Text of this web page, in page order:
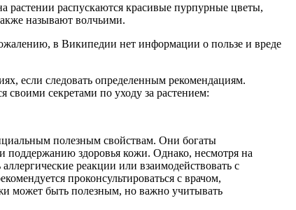
растении распускаются красивые пурпурные цветы,
называют волчьими.
в Википедии нет информации о пользе и вреде
если следовать определенным рекомендациям.
секретами по уходу за растением:
полезным свойствам. Они богаты
здоровья кожи. Однако, несмотря на
реакции или взаимодействовать с
проконсультироваться с врачом,
может быть полезным, но важно учитывать